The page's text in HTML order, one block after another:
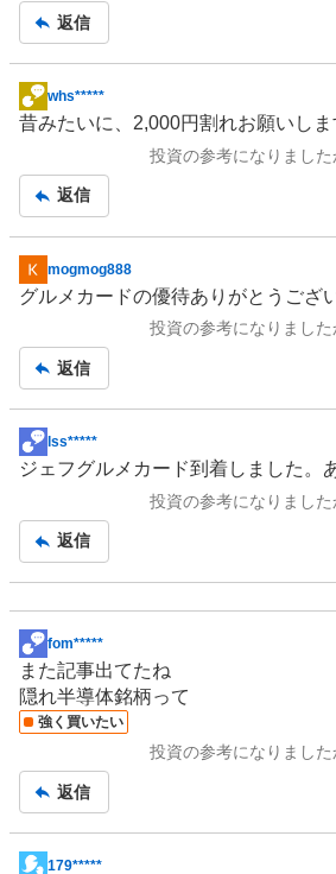
返信
掲
示
事
whs*****
昔みたいに、2,000円割れお願いし
投資の参考になりました
返信
掲
示
事
mogmog888
グルメカードの優待ありがとうござ
投資の参考になりました
返信
掲
示
事
lss*****
ジェフグルメカード到着しました。
投資の参考になりました
返信
掲
示
板
記
fom*****
また記事出てたね
隠れ半導体銘柄って
強く買いたい
投資の参考になりました
返信
179*****